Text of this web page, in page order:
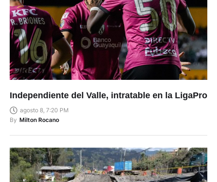
Independiente del Valle, intratable en la LigaPro
agosto 8, 7:20 PM
By Milton Rocano